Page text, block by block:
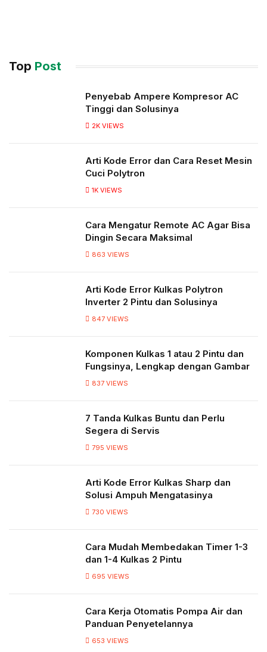
Top Post
Penyebab Ampere Kompresor AC
Tinggi dan Solusinya
2K VIEWS
Arti Kode Error dan Cara Reset Mesin
Cuci Polytron
1K VIEWS
Cara Mengatur Remote AC Agar Bisa
Dingin Secara Maksimal
863 VIEWS
Arti Kode Error Kulkas Polytron
Inverter 2 Pintu dan Solusinya
847 VIEWS
Komponen Kulkas 1 atau 2 Pintu dan
Fungsinya, Lengkap dengan Gambar
837 VIEWS
7 Tanda Kulkas Buntu dan Perlu
Segera di Servis
795 VIEWS
Arti Kode Error Kulkas Sharp dan
Solusi Ampuh Mengatasinya
730 VIEWS
Cara Mudah Membedakan Timer 1-3
dan 1-4 Kulkas 2 Pintu
695 VIEWS
Cara Kerja Otomatis Pompa Air dan
Panduan Penyetelannya
653 VIEWS